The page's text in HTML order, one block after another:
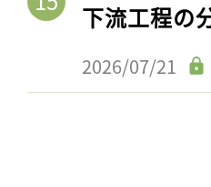
下流工程の
2026/07/21